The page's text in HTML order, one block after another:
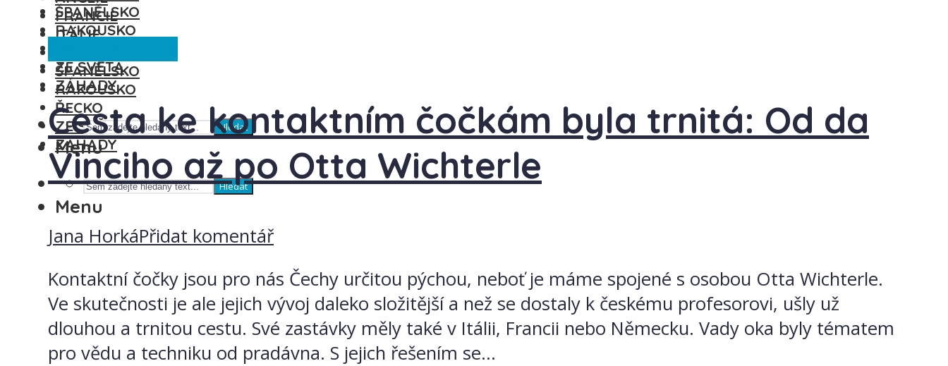
FRANCIE
ITÁLIE
ŠPANĚLSKO
RAKOUSKO
ŘECKO
ZE SVĚTA
ZÁHADY
Hledat
Menu
ŠPANĚLSKO
RAKOUSKO
ZE SVĚTA
ZÁHADY
Hledat
Menu
Cesta ke kontaktním čočkám byla trnitá: Od da
Vinciho až po Otta Wichterle
Jana HorkáPřidat komentář
Kontaktní čočky jsou pro nás Čechy určitou pýchou, neboť je máme spojené s osobou Otta Wichterle.
Ve skutečnosti je ale jejich vývoj daleko složitější a než se dostaly k českému profesorovi, ušly už
dlouhou a trnitou cestu. Své zastávky měly také v Itálii, Francii nebo Německu. Vady oka byly tématem
pro vědu a techniku od pradávna. S jejich řešením se...